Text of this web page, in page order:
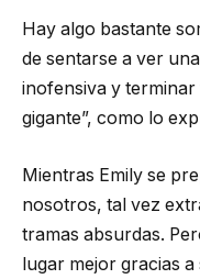
Hay algo bastante
de sentarse a ver
inofensiva y
gigante”, como lo
Mientras Emily se
nosotros, tal vez
tramas absurdas.
lugar mejor gracias a